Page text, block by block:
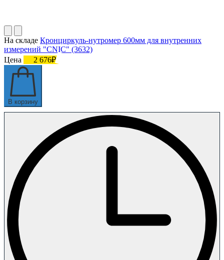
На складе Кронциркуль-нутромер 600мм для внутренних
измерений "CNIC" (3632)
Цена
2 676₽
В корзину